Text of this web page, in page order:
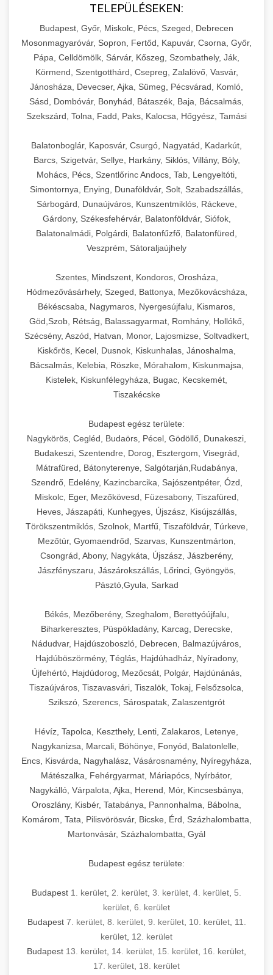
TELEPÜLÉSEKEN:
Budapest, Győr, Miskolc, Pécs, Szeged, Debrecen
Mosonmagyaróvár, Sopron, Fertőd, Kapuvár, Csorna, Győr,
Pápa, Celldömölk, Sárvár, Kőszeg, Szombathely, Ják,
Körmend, Szentgotthárd, Csepreg, Zalalövő, Vasvár,
Jánosháza, Devecser, Ajka, Sümeg, Pécsvárad, Komló,
Sásd, Dombóvár, Bonyhád, Bátaszék, Baja, Bácsalmás,
Szekszárd, Tolna, Fadd, Paks, Kalocsa, Hőgyész, Tamási
Balatonboglár, Kaposvár, Csurgó, Nagyatád, Kadarkút,
Barcs, Szigetvár, Sellye, Harkány, Siklós, Villány, Bóly,
Mohács, Pécs, Szentlőrinc Andocs, Tab, Lengyeltóti,
Simontornya, Enying, Dunaföldvár, Solt, Szabadszállás,
Sárbogárd, Dunaújváros, Kunszentmiklós, Ráckeve,
Gárdony, Székesfehérvár, Balatonföldvár, Siófok,
Balatonalmádi, Polgárdi, Balatonfűzfő, Balatonfüred,
Veszprém, Sátoraljaújhely
Szentes, Mindszent, Kondoros, Orosháza,
Hódmezővásárhely, Szeged, Battonya, Mezőkovácsháza,
Békéscsaba, Nagymaros, Nyergesújfalu, Kismaros,
Göd,Szob, Rétság, Balassagyarmat, Romhány, Hollókő,
Szécsény, Aszód, Hatvan, Monor, Lajosmizse, Soltvadkert,
Kiskőrös, Kecel, Dusnok, Kiskunhalas, Jánoshalma,
Bácsalmás, Kelebia, Röszke, Mórahalom, Kiskunmajsa,
Kistelek, Kiskunfélegyháza, Bugac, Kecskemét,
Tiszakécske
Budapest egész területe:
Nagykörös, Cegléd, Budaörs, Pécel, Gödöllő, Dunakeszi,
Budakeszi, Szentendre, Dorog, Esztergom, Visegrád,
Mátrafüred, Bátonyterenye, Salgótarján,Rudabánya,
Szendrő, Edelény, Kazincbarcika, Sajószentpéter, Ózd,
Miskolc, Eger, Mezőkövesd, Füzesabony, Tiszafüred,
Heves, Jászapáti, Kunhegyes, Újszász, Kisújszállás,
Törökszentmiklós, Szolnok, Martfű, Tiszaföldvár, Túrkeve,
Mezőtúr, Gyomaendrőd, Szarvas, Kunszentmárton,
Csongrád, Abony, Nagykáta, Újszász, Jászberény,
Jászfényszaru, Jászárokszállás, Lőrinci, Gyöngyös,
Pásztó,Gyula, Sarkad
Békés, Mezőberény, Szeghalom, Berettyóújfalu,
Biharkeresztes, Püspökladány, Karcag, Derecske,
Nádudvar, Hajdúszoboszló, Debrecen, Balmazújváros,
Hajdúböszörmény, Téglás, Hajdúhadház, Nyíradony,
Újfehértó, Hajdúdorog, Mezőcsát, Polgár, Hajdúnánás,
Tiszaújváros, Tiszavasvári, Tiszalök, Tokaj, Felsőzsolca,
Szikszó, Szerencs, Sárospatak, Zalaszentgrót
Hévíz, Tapolca, Keszthely, Lenti, Zalakaros, Letenye,
Nagykanizsa, Marcali, Böhönye, Fonyód, Balatonlelle,
Encs, Kisvárda, Nagyhalász, Vásárosnamény, Nyíregyháza,
Mátészalka, Fehérgyarmat, Máriapócs, Nyírbátor,
Nagykálló, Várpalota, Ajka, Herend, Mór, Kincsesbánya,
Oroszlány, Kisbér, Tatabánya, Pannonhalma, Bábolna,
Komárom, Tata, Pilisvörösvár, Bicske, Érd, Százhalombatta,
Martonvásár, Százhalombatta, Gyál
Budapest egész területe:
Budapest 1. kerület 2. kerület 3. kerület 4. kerület 5.
kerület 6. kerület
Budapest 7. kerület, 8. kerület, 9. kerület, 10. kerület, 11.
kerület 12. kerület
Budapest 13. kerület 14. kerület 15. kerület 16. kerület
17. kerület 18. kerület